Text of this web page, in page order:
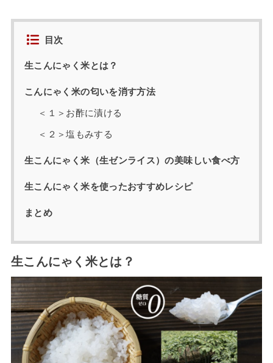
目次
生こんにゃく米とは？
こんにゃく米の匂いを消す方法
＜１＞お酢に漬ける
＜２＞塩もみする
生こんにゃく米（生ゼンライス）の美味しい食べ方
生こんにゃく米を使ったおすすめレシピ
まとめ
生こんにゃく米とは？